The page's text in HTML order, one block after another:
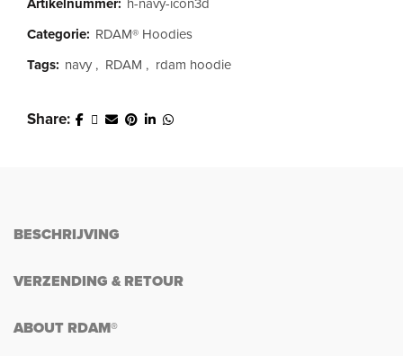
Artikelnummer: h-navy-icon3d
Categorie: RDAM® Hoodies
Tags: navy , RDAM , rdam hoodie
Share
BESCHRIJVING
VERZENDING & RETOUR
ABOUT RDAM®